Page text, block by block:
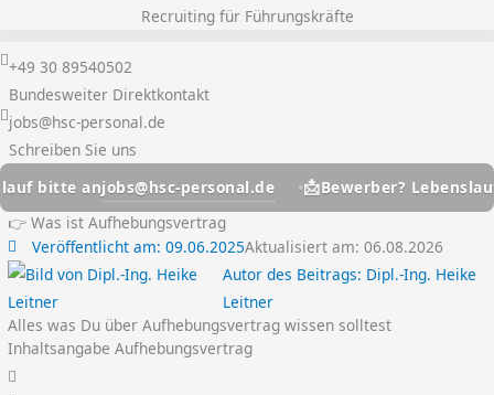
Recruiting für Führungskräfte
+49 30 89540502
Bundesweiter Direktkontakt
jobs@hsc-personal.de
Schreiben Sie uns
anjobs@hsc-personal.de 📩
Bewerber? Lebenslauf
👉 Was ist Aufhebungsvertrag
Veröffentlicht am:09.06.2025Aktualisiert am: 06.08.2026
Autor des Beitrags: Dipl.-Ing. Heike
Leitner
Alles was Du über Aufhebungsvertrag wissen solltest
Inhaltsangabe Aufhebungsvertrag